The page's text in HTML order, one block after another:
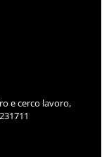
e cerco lavoro,